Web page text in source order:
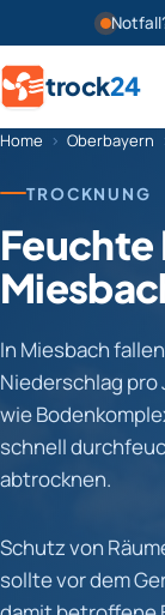
trock24
Home › Oberbayern
TROCKNUNG
Feuchte
In Miesbach
Niederschlag pro
wie
schnell
abtrocknen.
Schutz von
sollte vor dem